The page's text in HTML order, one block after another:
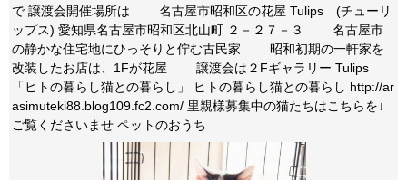
で 譲渡会開催場所は 名古屋市昭和区の花屋 Tulips (チューリ
ップス) 愛知県名古屋市昭和区北山町 ２－２７－３ 名古屋市
の静かな住宅地にひっそりと佇む古民家 昭和初期の一軒家を
改装したお店は、1Fが花屋 譲渡会は２Fギャラリー Tulips
「ヒトの暮らし猫との暮らし」 ヒトの暮らし猫との暮らし http://ar
asimuteki88.blog109.fc2.com/ 里親様募集中の猫たちはこちらを↓
ご覧くださいませ ペットのおうち